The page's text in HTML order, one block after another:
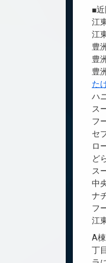
■
江
江
豊
豊
豊
た
ハ
ス
フ
セ
ロ
ど
ス
中
ナ
フ
江
A
丁